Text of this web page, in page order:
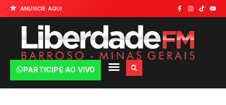
ANÚNCIE AQUI
PARTICIPE AO VIVO